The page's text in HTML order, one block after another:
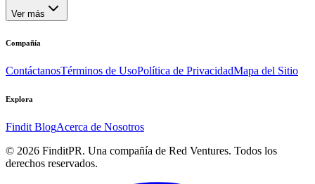
Ver más
Compañía
ContáctanosTérminos de UsoPolítica de PrivacidadMapa del Sitio
Explora
Findit BlogAcerca de Nosotros
© 2026 FinditPR. Una compañía de Red Ventures. Todos los
derechos reservados.